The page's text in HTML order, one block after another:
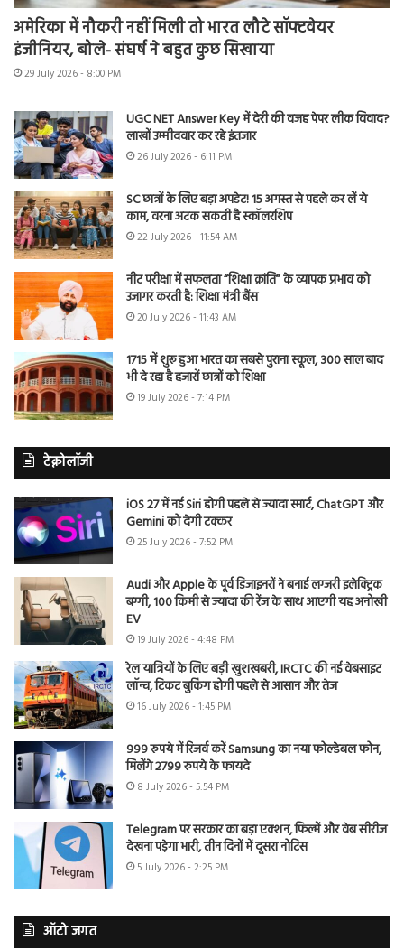
अमेरिका में नौकरी नहीं मिली तो भारत लौटे सॉफ्टवेयर
इंजीनियर, बोले- संघर्ष ने बहुत कुछ सिखाया
29 July 2026 - 8:00 PM
UGC NET Answer Key में देरी की वजह पेपर लीक विवाद?
लाखों उम्मीदवार कर रहे इंतजार
26 July 2026 - 6:11 PM
SC छात्रों के लिए बड़ा अपडेट! 15 अगस्त से पहले कर लें ये
काम, वरना अटक सकती है स्कॉलरशिप
22 July 2026 - 11:54 AM
नीट परीक्षा में सफलता “शिक्षा क्रांति” के व्यापक प्रभाव को
उजागर करती है: शिक्षा मंत्री बैंस
20 July 2026 - 11:43 AM
1715 में शुरू हुआ भारत का सबसे पुराना स्कूल, 300 साल बाद
भी दे रहा है हजारों छात्रों को शिक्षा
19 July 2026 - 7:14 PM
टेक्नोलॉजी
iOS 27 में नई Siri होगी पहले से ज्यादा स्मार्ट, ChatGPT और
Gemini को देगी टक्कर
25 July 2026 - 7:52 PM
Audi और Apple के पूर्व डिजाइनरों ने बनाई लग्जरी इलेक्ट्रिक
बग्गी, 100 किमी से ज्यादा की रेंज के साथ आएगी यह अनोखी
EV
19 July 2026 - 4:48 PM
रेल यात्रियों के लिए बड़ी खुशखबरी, IRCTC की नई वेबसाइट
लॉन्च, टिकट बुकिंग होगी पहले से आसान और तेज
16 July 2026 - 1:45 PM
999 रुपये में रिजर्व करें Samsung का नया फोल्डेबल फोन,
मिलेंगे 2799 रुपये के फायदे
8 July 2026 - 5:54 PM
Telegram पर सरकार का बड़ा एक्शन, फिल्में और वेब सीरीज
देखना पड़ेगा भारी, तीन दिनों में दूसरा नोटिस
5 July 2026 - 2:25 PM
ऑटो जगत